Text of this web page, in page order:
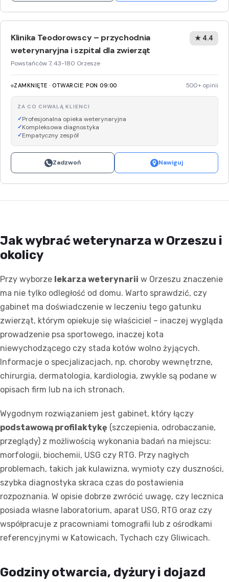
Klinika Teodorowscy – przychodnia
weterynaryjna i szpital dla zwierząt
Powstańców 7, 43-180 Orzesze
★ 4.4
ZAMKNIĘTE · OTWARCIE: PON 09:00 500+ opinii
ZA CO CHWALĄ KLIENCI
Profesjonalna opieka weterynaryjna
Kompleksowa diagnostyka
Empatyczny zespół
Zadzwoń Nawiguj
Jak wybrać weterynarza w Orzeszu i
okolicy
Przy wyborze lekarza weterynarii w Orzeszu znaczenie
ma nie tylko odległość od domu. Warto sprawdzić, czy
gabinet ma doświadczenie w leczeniu tego gatunku
zwierząt, którym opiekuje się właściciel – inaczej wygląda
prowadzenie psa sportowego, inaczej kota
niewychodzącego czy stada kotów wolno żyjących.
Informacje o specjalizacjach, np. choroby wewnętrzne,
chirurgia, dermatologia, kardiologia, zwykle są podane w
opisach firm lub na ich stronach.
Wygodnym rozwiązaniem jest gabinet, który łączy
podstawową profilaktykę (szczepienia, odrobaczanie,
przeglądy) z możliwością wykonania badań na miejscu:
morfologii, biochemii, USG czy RTG. Przy nagłych
problemach, takich jak kulawizna, wymioty czy duszności,
szybka diagnostyka skraca czas do postawienia
rozpoznania. W opisie dobrze zwrócić uwagę, czy lecznica
posiada własne laboratorium, aparat USG, RTG oraz czy
współpracuje z pracowniami tomografii lub z ośrodkami
referencyjnymi w Katowicach, Tychach czy Gliwicach.
Godziny otwarcia, dyżury i dojazd